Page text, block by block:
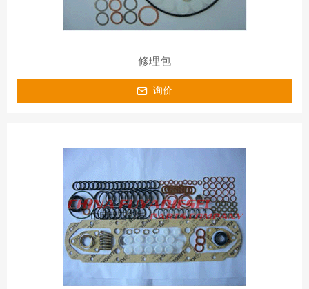
修理包
询价